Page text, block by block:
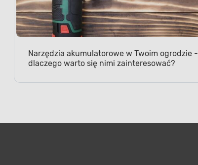
Narzędzia akumulatorowe w Twoim ogrodzie -
dlaczego warto się nimi zainteresować?